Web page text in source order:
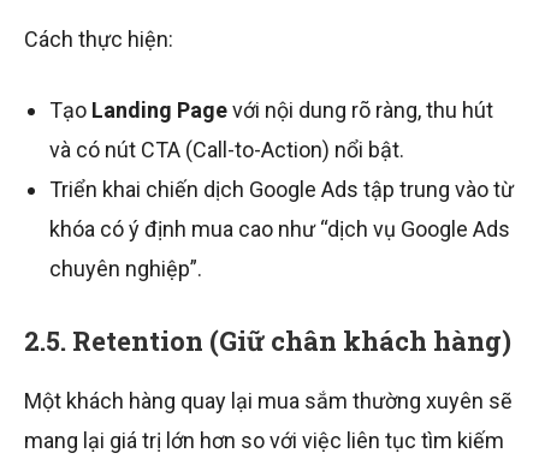
Cách thực hiện:
Tạo Landing Pagevới nội dung rõ ràng, thu hút
và có nút CTA (Call-to-Action) nổi bật.
Triển khai chiến dịch Google Ads tập trung vào từ
khóa có ý định mua cao như “dịch vụ Google Ads
chuyên nghiệp”.
2.5. Retention (Giữ chân khách hàng)
Một khách hàng quay lại mua sắm thường xuyên sẽ
mang lại giá trị lớn hơn so với việc liên tục tìm kiếm